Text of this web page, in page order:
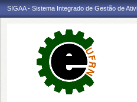
SIGAA - Sistema Integrado de Gestão de